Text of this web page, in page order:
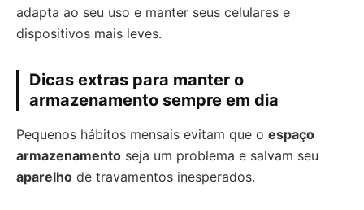
adapta ao seu uso e manter seus celulares e
dispositivos mais leves.
Dicas extras para manter o
armazenamento sempre em dia
Pequenos hábitos mensais evitam que o espaço
armazenamento seja um problema e salvam seu
aparelho de travamentos inesperados.